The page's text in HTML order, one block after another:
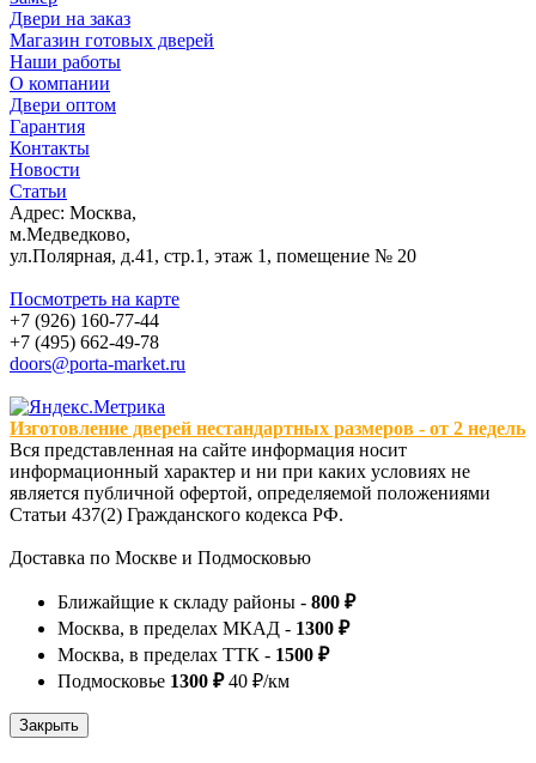
Двери на заказ
Магазин готовых дверей
Наши работы
О компании
Двери оптом
Гарантия
Контакты
Новости
Статьи
Адрес: Москва,
м.Медведково,
ул.Полярная, д.41, стр.1, этаж 1, помещение № 20
Посмотреть на карте
+7 (926) 160-77-44
+7 (495) 662-49-78
doors@porta-market.ru
Изготовление дверей нестандартных размеров - от 2 недель
Вся представленная на сайте информация носит
информационный характер и ни при каких условиях не
является публичной офертой, определяемой положениями
Статьи 437(2) Гражданского кодекса РФ.
Доставка по Москве и Подмосковью
Ближайщие к складу районы - 800 ₽
Москва, в пределах МКАД - 1300 ₽
Москва, в пределах ТТК - 1500 ₽
Подмосковье 1300 ₽40 ₽/км